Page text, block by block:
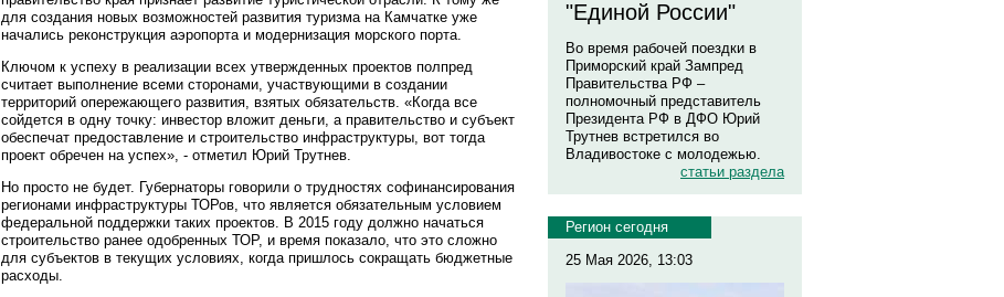
для создания новых возможностей развития туризма на Камчатке уже
начались реконструкция аэропорта и модернизация морского порта.
Ключом к успеху в реализации всех утвержденных проектов полпред
считает выполнение всеми сторонами, участвующими в создании
территорий опережающего развития, взятых обязательств. «Когда все
сойдется в одну точку: инвестор вложит деньги, а правительство и субъект
обеспечат предоставление и строительство инфраструктуры, вот тогда
проект обречен на успех», - отметил Юрий Трутнев.
Но просто не будет. Губернаторы говорили о трудностях софинансирования
регионами инфраструктуры ТОРов, что является обязательным условием
федеральной поддержки таких проектов. В 2015 году должно начаться
строительство ранее одобренных ТОР, и время показало, что это сложно
для субъектов в текущих условиях, когда пришлось сокращать бюджетные
расходы.
"Единой России"
Во время рабочей поездки в
Приморский край Зампред
Правительства РФ –
полномочный представитель
Президента РФ в ДФО Юрий
Трутнев встретился во
Владивостоке с молодежью.
статьи раздела
Регион сегодня
25 Мая 2026, 13:03